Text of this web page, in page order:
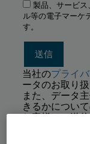
製品、サービ
ル等の電子マーケ
す。
当社のプライ
ータのお取り
また、データ
きるかについ
お客様は、送